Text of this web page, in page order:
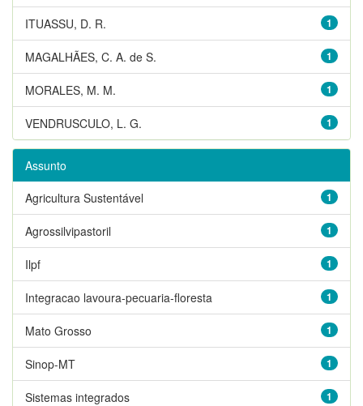
1
ITUASSU, D. R.
1
MAGALHÃES, C. A. de S.
1
MORALES, M. M.
1
VENDRUSCULO, L. G.
Assunto
1
Agricultura Sustentável
1
Agrossilvipastoril
1
Ilpf
1
Integracao lavoura-pecuaria-floresta
1
Mato Grosso
1
Sinop-MT
1
Sistemas integrados